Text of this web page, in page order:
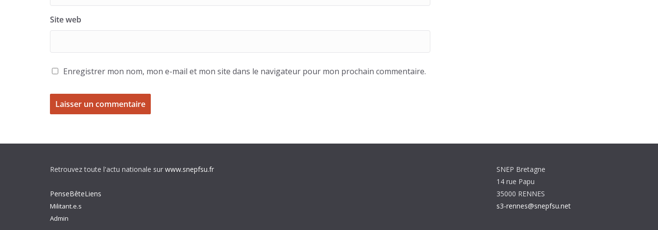
Site web
Enregistrer mon nom, mon e-mail et mon site dans le navigateur pour mon prochain commentaire.
Retrouvez toute l'actu nationale sur www.snepfsu.fr
PenseBêteLiens
Militant.e.s
Admin
SNEP Bretagne
14 rue Papu
35000 RENNES
s3-rennes@snepfsu.net